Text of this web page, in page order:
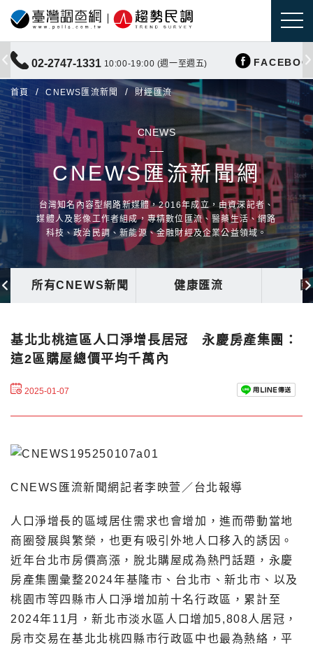
02-2747-1331 10:00-19:00 (週一至週五)
首頁 CNEWS匯流新聞 財經匯流
CNEWS
CNEWS匯流新聞網
台灣知名內容型網路新媒體，2016年成立，由資深記者、
媒體人及影像工作者組成，專精數位匯流、醫藥生活、網路
科技、政治民調、新能源、金融財經及企業公益領域。
所有CNEWS新聞 健康匯流
基北北桃這區人口淨增長居冠 永慶房產集團：
這2區購屋總價平均千萬內
2025-01-07
CNEWS匯流新聞網記者李映萱／台北報導
人口淨增長的區域居住需求也會增加，進而帶動當地
商圈發展與繁榮，也更有吸引外地人口移入的誘因。
近年台北市房價高漲，脫北購屋成為熱門話題，永慶
房產集團彙整2024年基隆市、台北市、新北市、以及
桃園市等四縣市人口淨增加前十名行政區，累計至
2024年11月，新北市淡水區人口增加5,808人居冠，
房市交易在基北北桃四縣市行政區中也最為熱絡，平